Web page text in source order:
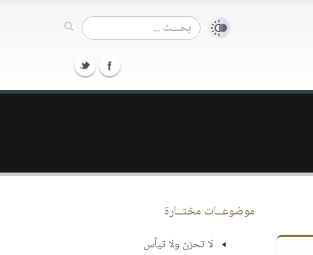
موضوعــات مختــارة
لا تحزن ولا تيأس